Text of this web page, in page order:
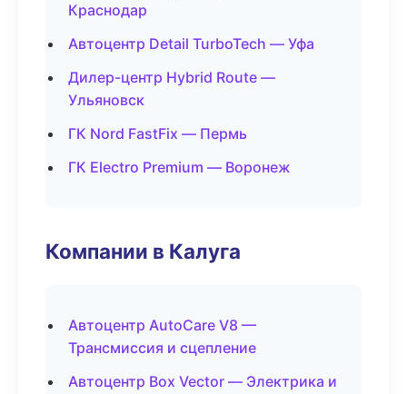
Краснодар
Автоцентр Detail TurboTech — Уфа
Дилер-центр Hybrid Route —
Ульяновск
ГК Nord FastFix — Пермь
ГК Electro Premium — Воронеж
Компании в Калуга
Автоцентр AutoCare V8 —
Трансмиссия и сцепление
Автоцентр Box Vector — Электрика и